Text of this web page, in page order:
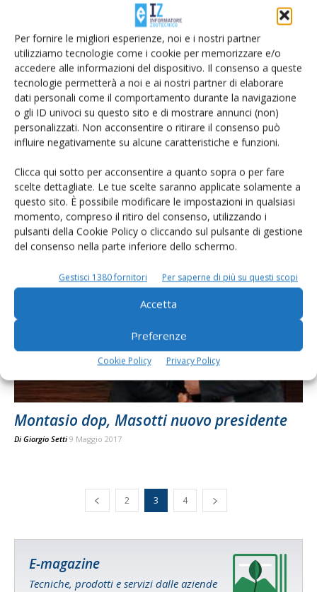
Per fornire le migliori esperienze, noi e i nostri partner
utilizziamo tecnologie come i cookie per memorizzare e/o
accedere alle informazioni del dispositivo. Il consenso a queste
tecnologie permetterà a noi e ai nostri partner di elaborare
dati personali come il comportamento durante la navigazione
o gli ID univoci su questo sito e di mostrare annunci (non)
personalizzati. Non acconsentire o ritirare il consenso può
influire negativamente su alcune caratteristiche e funzioni.
Clicca qui sotto per acconsentire a quanto sopra o per fare
scelte dettagliate. Le tue scelte saranno applicate solamente a
questo sito. È possibile modificare le impostazioni in qualsiasi
momento, compreso il ritiro del consenso, utilizzando i
pulsanti della Cookie Policy o cliccando sul pulsante di gestione
del consenso nella parte inferiore dello schermo.
Gestisci 1380 fornitori Per saperne di più su questi scopi
Accetta
Preferenze
Cookie Policy Privacy Policy
31 Ottobre 2018
Piercristiano Brazzale ai vertici della
Federazione internazionale del latte
DiCarmen Miranda 26 Ottobre 2018
Montasio dop, Masotti nuovo presidente
Di Giorgio Setti 9 Maggio 2017
2 3 4
E-magazine
Tecniche, prodotti e servizi dalle aziende